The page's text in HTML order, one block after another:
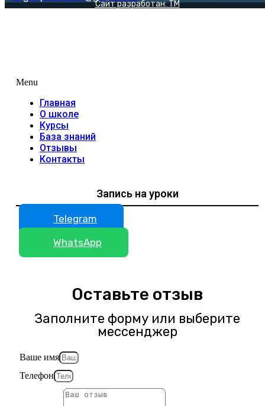
Сайт разработан: TM
Menu
Главная
О школе
Курсы
База знаний
Отзывы
Контакты
Запись на уроки
Telegram
WhatsApp
Оставьте отзыв
Заполните форму или выберите
мессенджер
Ваше имя
Телефон